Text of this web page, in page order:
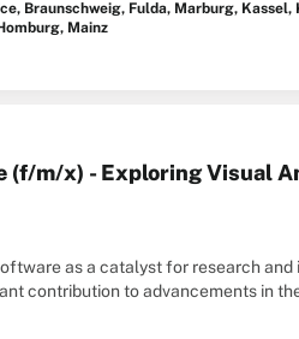
Braunschweig, Fulda, Marburg,
Mainz
(f/m/x) - Exploring Visual
as a catalyst for research
contribution to advancements in